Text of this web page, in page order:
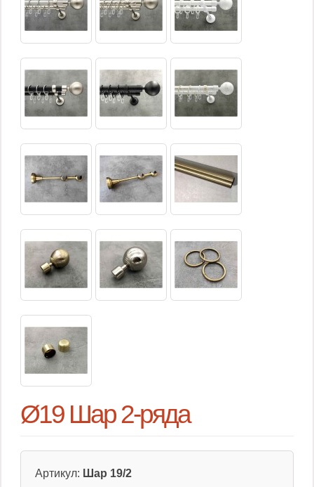
Ø19 Шар 2-ряда
Артикул: Шар 19/2